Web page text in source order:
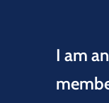
I am